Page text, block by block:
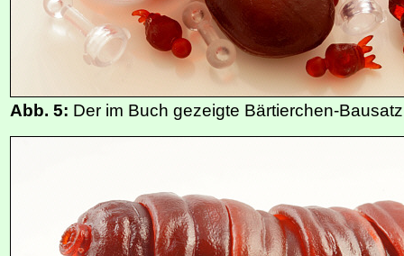
Abb. 5: Der im Buch gezeigte Bärtierchen-